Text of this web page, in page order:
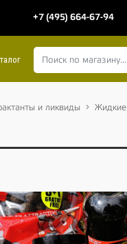
+7 (495) 664-67-94
и ликвиды Жидкие